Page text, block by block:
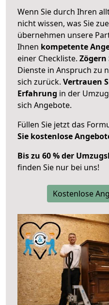
Wenn Sie durch Ihren
nicht wissen, was Sie
übernehmen unsere
Ihnen kompetente
einer Checkliste. Zögern
Dienste in Anspruch zu
sich zurück. Vertrauen
Erfahrung in der
sich Angebote.
Füllen Sie jetzt das
Sie kostenlose
Bis zu 60 % der
finden Sie nur bei uns!
Kostenlose